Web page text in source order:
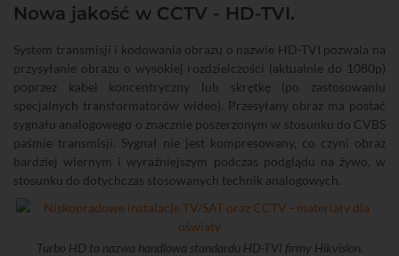
Nowa jakość w CCTV - HD-TVI.
System transmisji i kodowania obrazu o nazwie HD-TVI pozwala na
przysyłanie obrazu o wysokiej rozdzielczości (aktualnie do 1080p)
poprzez kabel koncentryczny lub skrętkę (po zastosowaniu
specjalnych transformatorów wideo). Przesyłany obraz ma postać
sygnału analogowego o znacznie poszerzonym w stosunku do CVBS
paśmie transmisji. Sygnał nie jest kompresowany, co czyni obraz
bardziej wiernym i wyraźniejszym podczas podglądu na żywo, w
stosunku do dotychczas stosowanych technik analogowych.
Turbo HD to nazwa handlowa standardu HD-TVI firmy Hikvision.